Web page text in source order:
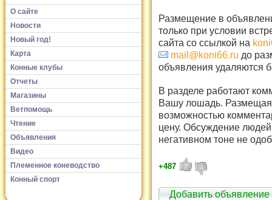
О сайте
Новости
Новый год!
Карта
Конные клубы
Отчеты
Магазины
Ветпомощь
Чтение
Объявления
Видео
Племенное коневодство
Конный спорт
Размещение в
только при условии
сайта со ссылкой на
mail@koni66.ru до
объявления удаляются
В разделе работают
Вашу лошадь. Размещая
возможностью
цену. Обсуждение
негативном тоне не
+487
Добавить объявление